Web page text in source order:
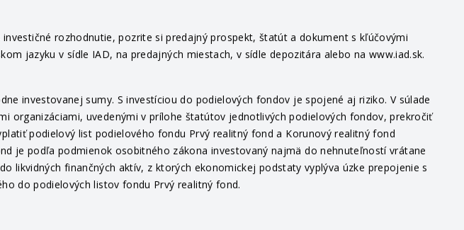
investičné rozhodnutie, pozrite si predajný prospekt, štatút a dokument s kľúčovými
jazyku v sídle IAD, na predajných miestach, v sídle depozitára alebo na www.iad.sk.
investovanej sumy. S investíciou do podielových fondov je spojené aj riziko. V súlade
organizáciami, uvedenými v prílohe štatútov jednotlivých podielových fondov, prekročiť
podielový list podielového fondu Prvý realitný fond a Korunový realitný fond
je podľa podmienok osobitného zákona investovaný najmä do nehnuteľností vrátane
finančných aktív, z ktorých ekonomickej podstaty vyplýva úzke prepojenie s
do podielových listov fondu Prvý realitný fond.